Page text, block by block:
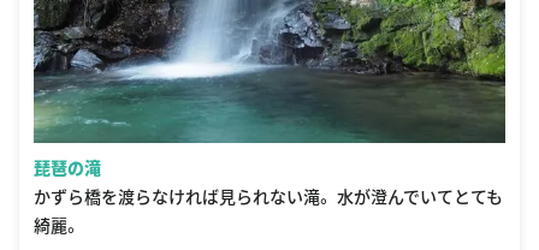
琵琶の滝
かずら橋を渡らなければ見られない滝。 水が澄んでいてとても
綺麗。